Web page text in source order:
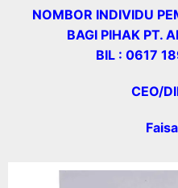
NOMBOR INDIVIDU
BAGI PIHAK PT.
BIL : 0617
CEO/